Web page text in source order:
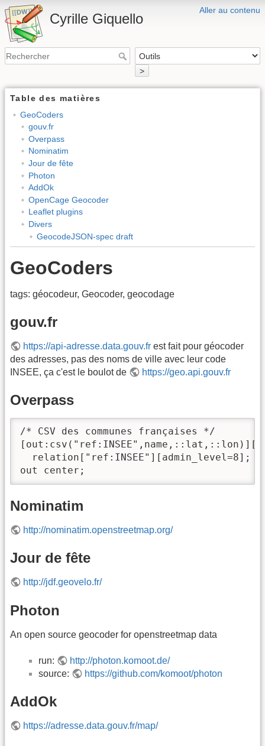
Aller au contenu
Cyrille Giquello
>
Table des matières
GeoCoders
gouv.fr
Overpass
Nominatim
Jour de fête
Photon
AddOk
OpenCage Geocoder
Leaflet plugins
Divers
GeocodeJSON-spec draft
GeoCoders
tags: géocodeur, Geocoder, geocodage
gouv.fr
https://api-adresse.data.gouv.fr est fait pour géocoder
des adresses, pas des noms de ville avec leur code
INSEE, ça c'est le boulot de
https://geo.api.gouv.fr
Overpass
/* CSV des communes françaises */
  relation["ref:INSEE"][admin_level=8];
out center;
Nominatim
http://nominatim.openstreetmap.org/
Jour de fête
http://jdf.geovelo.fr/
Photon
An open source geocoder for openstreetmap data
run:
http://photon.komoot.de/
source:
https://github.com/komoot/photon
AddOk
https://adresse.data.gouv.fr/map/